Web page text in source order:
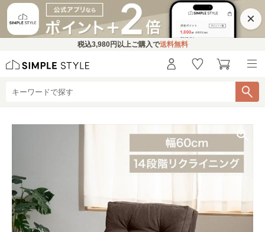
×
税込3,980円 以上ご購入で送料無料